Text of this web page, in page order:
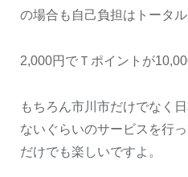
の場合も自己負担はトータル
2,000円でＴポイントが
もちろん市川市だけでなく
ないぐらいのサービスを行
だけでも楽しいですよ。